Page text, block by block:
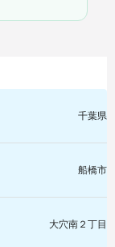
千葉県
船橋市
大穴南２丁目